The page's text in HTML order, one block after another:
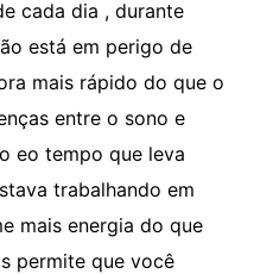
cada dia , durante
está em perigo de
mais rápido do que o
entre o sono e
eo tempo que leva
trabalhando em
mais energia do que
permite que você